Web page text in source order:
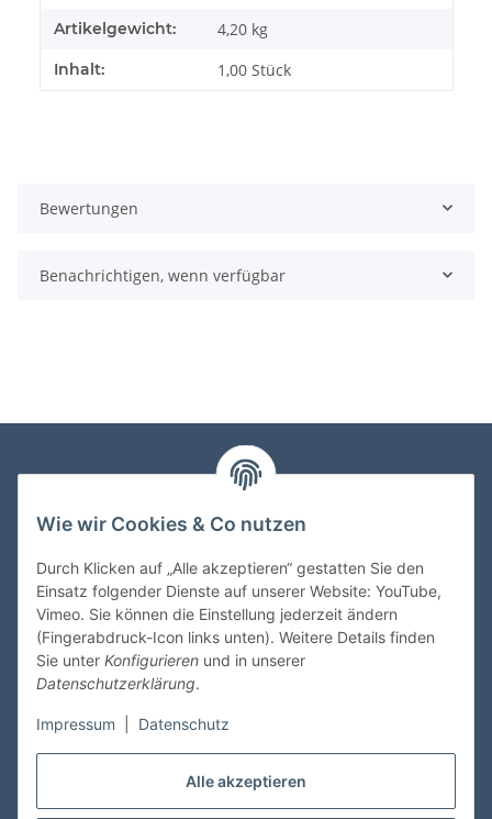
Alle akzeptieren
Wie wir Cookies & Co nutzen
Durch Klicken auf „Alle akzeptieren“ gestatten Sie den
Einsatz folgender Dienste auf unserer Website: YouTube,
Vimeo. Sie können die Einstellung jederzeit ändern
(Fingerabdruck-Icon links unten). Weitere Details finden
Sie unter Konfigurieren und in unserer
Datenschutzerklärung.
Impressum Datenschutz
Artikelgewicht: 4,20 kg
Inhalt: 1,00 Stück
Bewertungen
Benachrichtigen, wenn verfügbar
Gesetzliche Informationen
Zahlungsmöglichkeiten
Versandinformationen